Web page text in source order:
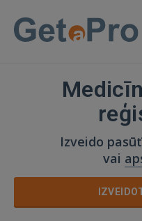
Izveido
vai